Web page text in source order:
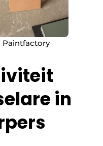
Paintfactory
in